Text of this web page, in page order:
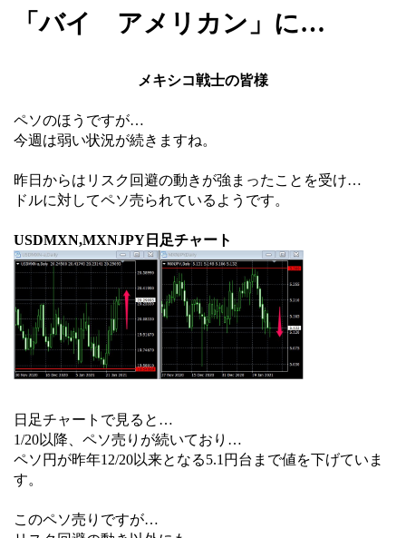
「バイ アメリカン」に…
メキシコ戦士の皆様
ペソのほうですが…
今週は弱い状況が続きますね。
昨日からはリスク回避の動きが強まったことを受け…
ドルに対してペソ売られているようです。
USDMXN,MXNJPY日足チャート
日足チャートで見ると…
1/20以降、ペソ売りが続いており…
ペソ円が昨年12/20以来となる5.1円台まで値を下げていま
す。
このペソ売りですが…